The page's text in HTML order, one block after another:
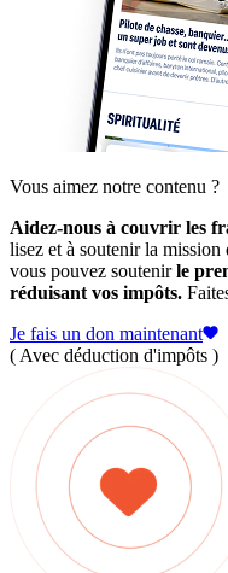
Vous aimez notre contenu ?
Aidez-nous à couvrir les
lisez et à soutenir la
vous pouvez soutenirle
réduisant vos impôts.
Je fais un don maintenant
( Avec déduction d'impôts )